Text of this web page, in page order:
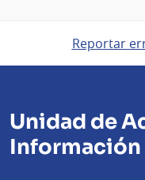
Reportar
Unidad de
Información